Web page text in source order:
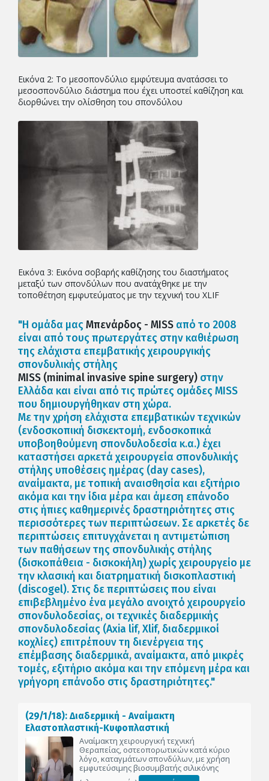
Εικόνα 2: Το μεσοπονδύλιο εμφύτευμα ανατάσσει το
μεσοσπονδύλιο διάστημα που έχει υποστεί καθίζηση και
διορθώνει την ολίσθηση του σπονδύλου
Εικόνα 3: Εικόνα σοβαρής καθίζησης του διαστήματος
μεταξύ των σπονδύλων που ανατάχθηκε με την
τοποθέτηση εμφυτεύματος με την τεχνική του XLIF
"Η ομάδα μαςΜπενάρδος - MISS από το 2008
είναι από τους πρωτεργάτες στην καθιέρωση
της ελάχιστα επεμβατικής χειρουργικής
σπονδυλικής στήλης
MISS (minimal invasive spine surgery) στην
Ελλάδα και είναι από τις πρώτες ομάδες MISS
που δημιουργήθηκαν στη χώρα.
Με την χρήση ελάχιστα επεμβατικών τεχνικών
(ενδοσκοπική δισκεκτομή, ενδοσκοπικά
υποβοηθούμενη σπονδυλοδεσία κ.α.) έχει
καταστήσει αρκετά χειρουργεία σπονδυλικής
στήλης υποθέσεις ημέρας (day cases),
αναίμακτα, με τοπική αναισθησία και εξιτήριο
ακόμα και την ίδια μέρα και άμεση επάνοδο
στις ήπιες καθημερινές δραστηριότητες στις
περισσότερες των περιπτώσεων. Σε αρκετές δε
περιπτώσεις επιτυγχάνεται η αντιμετώπιση
των παθήσεων της σπονδυλικής στήλης
(δισκοπάθεια - δισκοκήλη) χωρίς χειρουργείο με
την κλασική και διατρηματική δισκοπλαστική
(discogel). Στις δε περιπτώσεις που είναι
επιβεβλημένο ένα μεγάλο ανοιχτό χειρουργείο
σπονδυλοδεσίας, οι τεχνικές διαδερμικής
σπονδυλοδεσίας (Axia lif, Xlif, διαδερμικοί
κοχλίες) επιτρέπουν τη διενέργεια της
επέμβασης διαδερμικά, αναίμακτα, από μικρές
τομές, εξιτήριο ακόμα και την επόμενη μέρα και
γρήγορη επάνοδο στις δραστηριότητες."
(29/1/18): Διαδερμική - Αναίμακτη
Ελαστοπλαστική-Κυφοπλαστική
Αναίμακτη χειρουργική τεχνική
Θεραπείας, οστεοπορωτικών κατά κύριο
λόγο, καταγμάτων σπονδύλων, με χρήση
εμφυτεύσιμης βιοσυμβατής σιλικόνης